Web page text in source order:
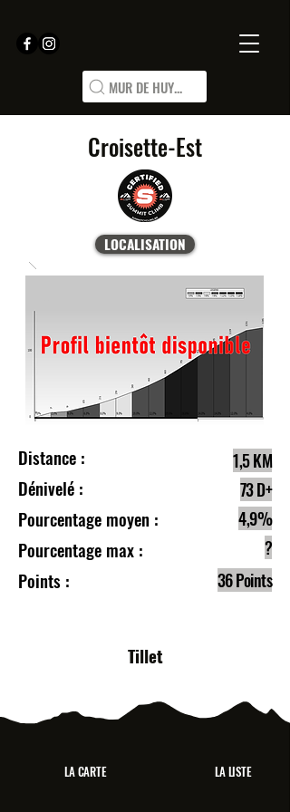
MUR DE HUY...
Croisette-Est
LOCALISATION
Distance :
Dénivelé :
Pourcentage moyen :
Pourcentage max :
Points :
1,5 KM
73 D+
4,9%
?
36 Points
Tillet
LA CARTE LA LISTE